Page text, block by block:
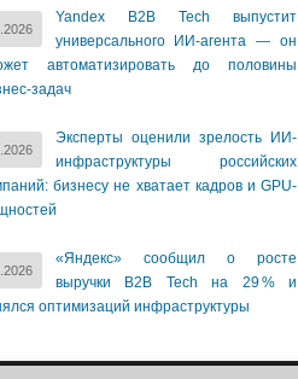
Yandex B2B Tech выпустит
универсального ИИ-агента — он
автоматизировать до половины
задач
Эксперты оценили зрелость ИИ-
инфраструктуры российских
бизнесу не хватает кадров и GPU-
«Яндекс» сообщил о росте
выручки B2B Tech на 29 % и
оптимизаций инфраструктуры